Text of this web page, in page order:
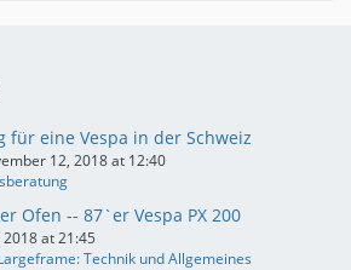
für eine Vespa in der Schweiz
12, 2018 at 12:40
Ofen -- 87`er Vespa PX 200
2018 at 21:45
Technik und Allgemeines